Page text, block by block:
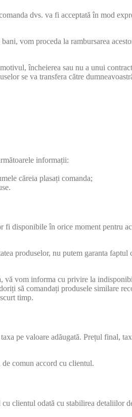
dvs. va fi acceptată în mod
vom proceda la rambursarea
încheierea sau nu a unui
se va transfera către
informații:
căreia plasați comanda;
fi disponibile în orice moment pentru
produselor, nu putem garanta
vom informa cu privire la
să comandați produsele similare
timp.
pe valoare adăugată. Prețul final,
comun accord cu clientul.
clientul odată cu stabilirea detaliilor